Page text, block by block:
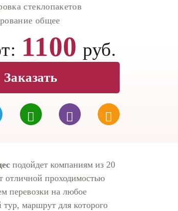
стеклопакетов
общее
1100 руб.
Заказать
подойдет компаниям из 20
отличной проходимостью
перевозки на любое
маршрут для которого